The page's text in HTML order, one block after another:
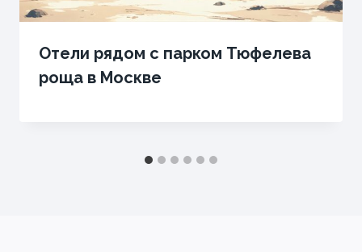
Отели рядом с парком Тюфелева
роща в Москве